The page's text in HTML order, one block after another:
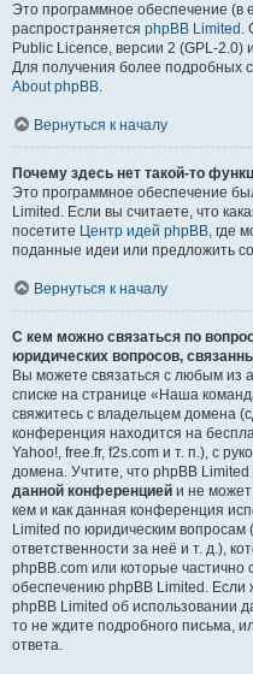
Это программное обеспечение (в
распространяется phpBB Limited .
Public Licence, версии 2 (GPL-2.0)
Для получения более подробных
About phpBB.
Вернуться к началу
Почему здесь нет такой-то
Это программное обеспечение
Limited. Если вы считаете, что
посетите Центр идей phpBB, где
поданные идеи или предложить
Вернуться к началу
С кем можно связаться по
юридических вопросов,
Вы можете связаться с любым из
списке на странице «Наша
свяжитесь с владельцем домена
конференция находится на
Yahoo!, free.fr, f2s.com и т. п.), с
домена. Учтите, что phpBB Limited
данной конференцией и не может
кем и как данная конференция
Limited по юридическим
ответственности за неё и т. д.),
phpBB.com или которые частично
обеспечению phpBB Limited. Если
phpBB Limited об использовании
то не ждите подробного письма,
ответа.